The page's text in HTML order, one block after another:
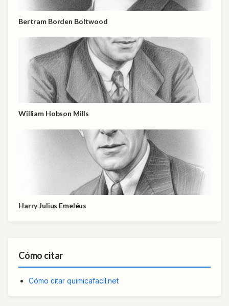
Bertram Borden Boltwood
William Hobson Mills
Harry Julius Emeléus
Cómo citar
Cómo citar quimicafacil.net